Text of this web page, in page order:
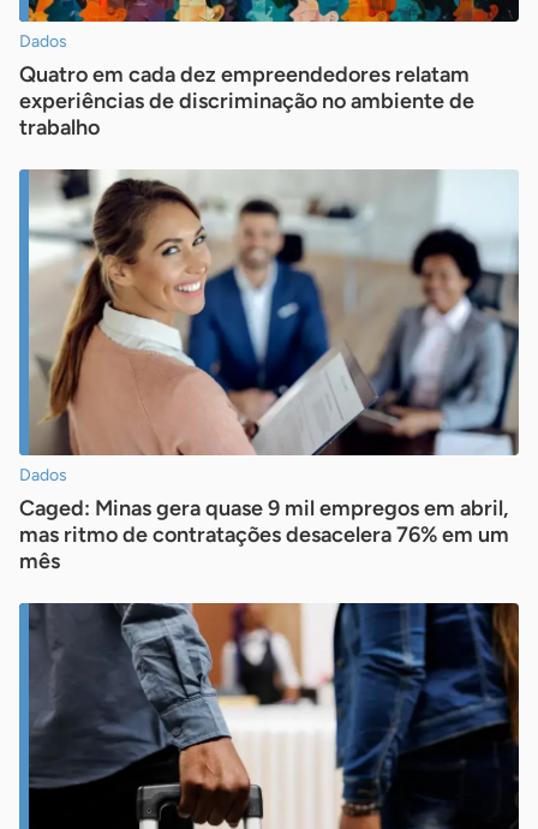
Dados
Quatro em cada dez empreendedores relatam
experiências de discriminação no ambiente de
trabalho
Dados
Caged: Minas gera quase 9 mil empregos em abril,
mas ritmo de contratações desacelera 76% em um
mês